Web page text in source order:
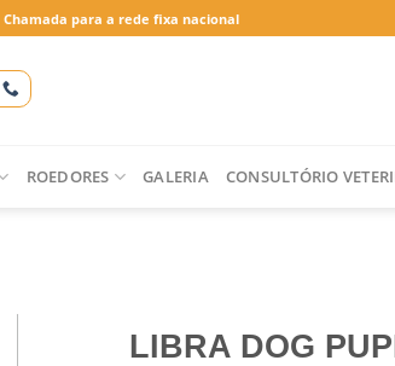
Chamada para a rede fixa nacional
ROEDORES GALERIA CONSULTÓRIO
LIBRA DOG